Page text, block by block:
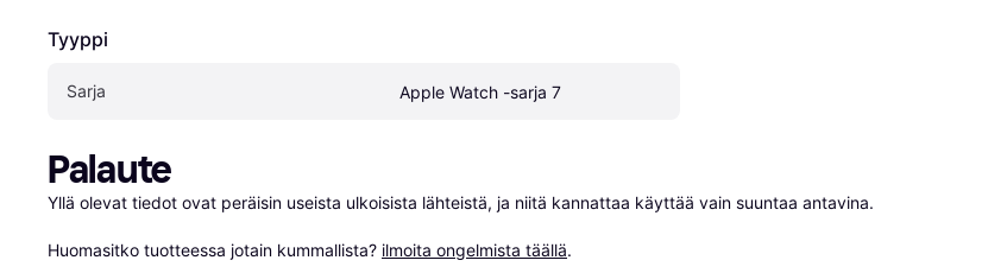
Tyyppi
Sarja Apple Watch -sarja 7
Palaute
Yllä olevat tiedot ovat peräisin useista ulkoisista lähteistä, ja niitä kannattaa käyttää vain suuntaa antavina.
Huomasitko tuotteessa jotain kummallista? ilmoita ongelmista täällä.